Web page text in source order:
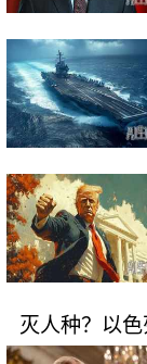
灭人种？以色